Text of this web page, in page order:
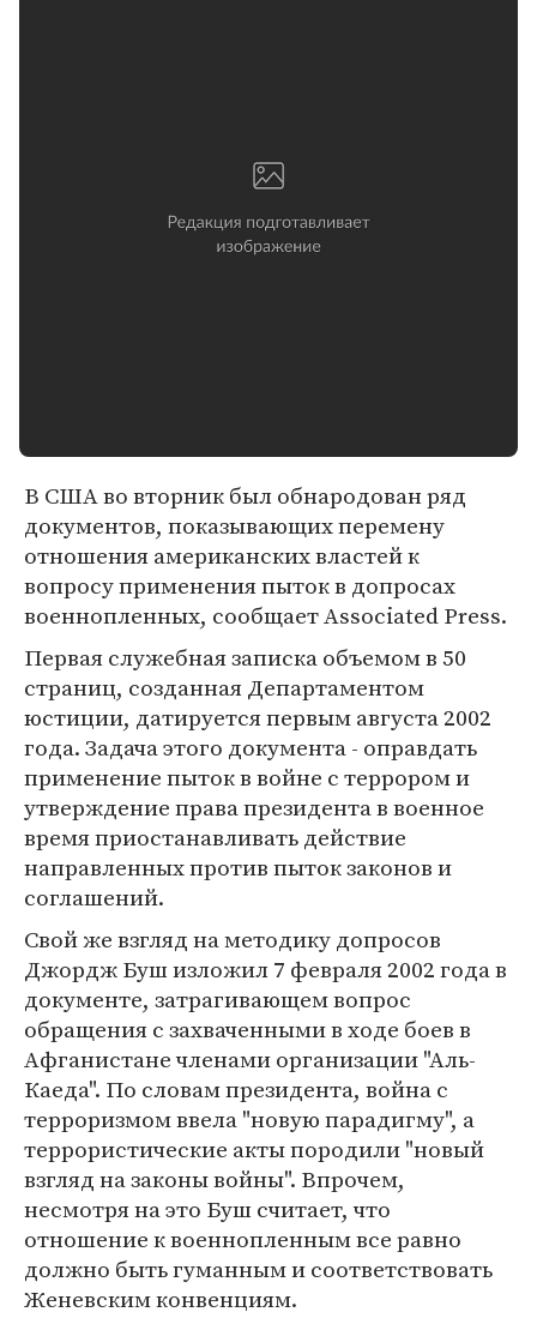
В США во вторник был обнародован ряд
документов, показывающих перемену
отношения американских властей к
вопросу применения пыток в допросах
военнопленных, сообщает Associated Press.
Первая служебная записка объемом в 50
страниц, созданная Департаментом
юстиции, датируется первым августа 2002
года. Задача этого документа - оправдать
применение пыток в войне с террором и
утверждение права президента в военное
время приостанавливать действие
направленных против пыток законов и
соглашений.
Свой же взгляд на методику допросов
Джордж Буш изложил 7 февраля 2002 года в
документе, затрагивающем вопрос
обращения с захваченными в ходе боев в
Афганистане членами организации "Аль-
Каеда". По словам президента, война с
терроризмом ввела "новую парадигму", а
террористические акты породили "новый
взгляд на законы войны". Впрочем,
несмотря на это Буш считает, что
отношение к военнопленным все равно
должно быть гуманным и соответствовать
Женевским конвенциям.